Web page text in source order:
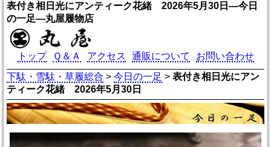
表付き相日光にアンティーク花緒 2026年5月30日―今日
の一足―丸屋履物店
トップ Ｑ＆Ａ アクセス 通販について
お問い合わせ
下駄・雪駄・草履総合 >今日の一足 >表付き相日光にアン
ティーク花緒 2026年5月30日